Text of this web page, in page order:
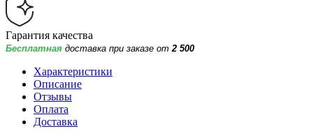
Гарантия качества
Бесплатная доставка при заказе от 2 500
Характеристики
Описание
Отзывы
Оплата
Доставка